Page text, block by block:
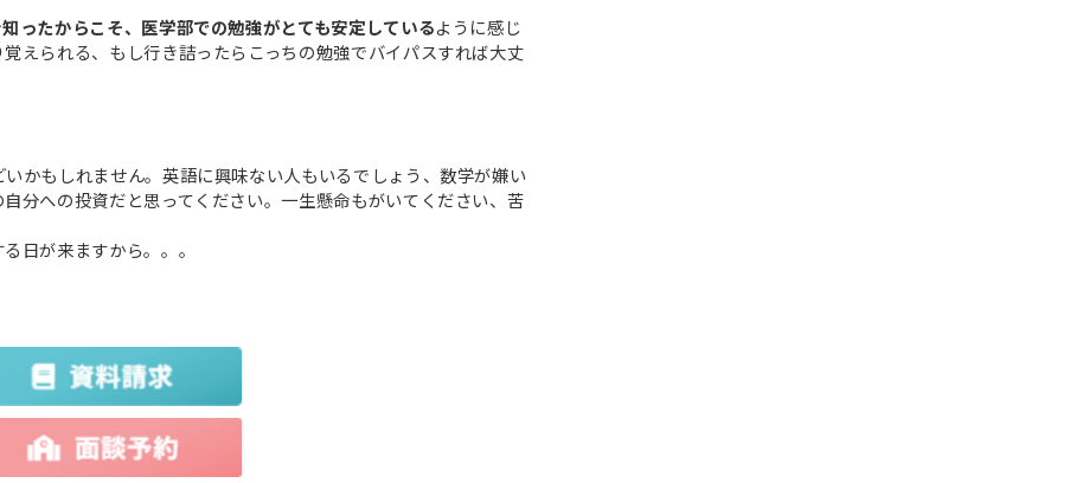
ったからこそ、医学部での勉強がとても安定しているように感じ
えられる、もし行き詰ったらこっちの勉強でバイパスすれば大丈
かもしれません。英語に興味ない人もいるでしょう、数学が嫌い
分への投資だと思ってください。一生懸命もがいてください、苦
日が来ますから。。。